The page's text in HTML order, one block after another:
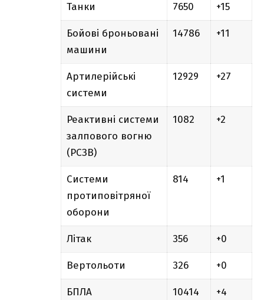
Танки 7650 +15
Бойові броньовані
машини
14786 +11
Артилерійські
системи
12929 +27
Реактивні системи
залпового вогню
(РСЗВ)
1082 +2
Системи
протиповітряної
оборони
814 +1
Літак 356 +0
Вертольоти 326 +0
БПЛА 10414 +4